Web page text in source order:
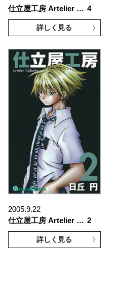
仕立屋工房 Artelier … 4
詳しく見る
2005.9.22
仕立屋工房 Artelier … 2
詳しく見る